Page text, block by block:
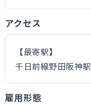
アクセス
【最寄駅】
千日前線野田阪神駅
雇用形態